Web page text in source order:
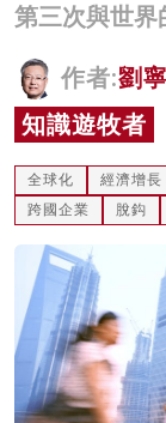
名家榜
灼見活動
關於我們
第三次與世界
作者:劉
知識遊牧者
全球化 經濟增長
跨國企業
脫鈎